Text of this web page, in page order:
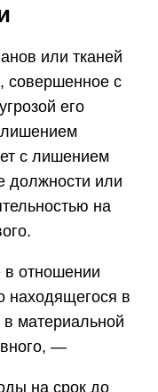
или тканей
совершенное с
его
с лишением
должности или
на
отношении
находящегося в
материальной
—
на срок до